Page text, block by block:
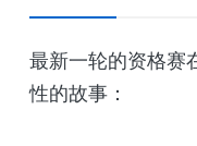
最新一轮的资格赛
性的故事：